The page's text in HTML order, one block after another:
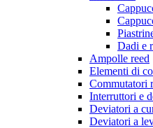
Dadi e
Ampolle reed
Elementi di
Commutatori
Interruttori e
Deviatori a
Deviatori a